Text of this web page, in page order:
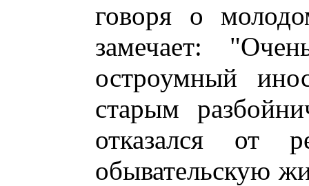
говоря о
замечает:
остроумный
старым
отказался от
обывательскую